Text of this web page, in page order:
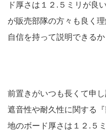
ド厚さは１２.５ミリが良
が販売部隊の方々も良く
自信を持って説明できるか
前置きがいつも長くて申
遮音性や耐久性に関する
地のボード厚さは１２.５